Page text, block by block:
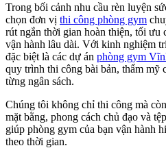
Trong bối cảnh nhu cầu rèn luyện
chọn đơn vị thi công phòng gym
rút ngắn thời gian hoàn thiện, tối ưu
vận hành lâu dài. Với kinh nghiệm
đặc biệt là các dự án phòng gym
quy trình thi công bài bản, thẩm mỹ
từng ngân sách.
Chúng tôi không chỉ thi công mà
mặt bằng, phong cách chủ đạo và
giúp phòng gym của bạn vận hành
theo thời gian.